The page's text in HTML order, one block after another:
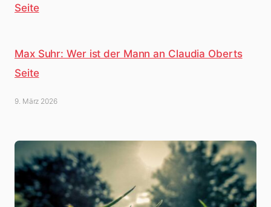
Max Suhr: Wer ist der Mann an Claudia Oberts
Seite
9. März 2026